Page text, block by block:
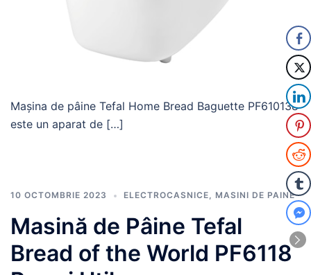
Mașina de pâine Tefal Home Bread Baguette PF610138
este un aparat de […]
10 OCTOMBRIE 2023 ELECTROCASNICE, MASINI DE PAINE
Masină de Pâine Tefal
Bread of the World PF6118